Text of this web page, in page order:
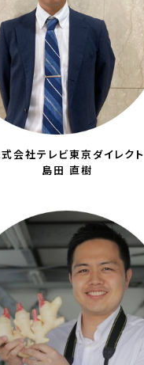
会社テレビ東京ダイレクト
島田 直樹